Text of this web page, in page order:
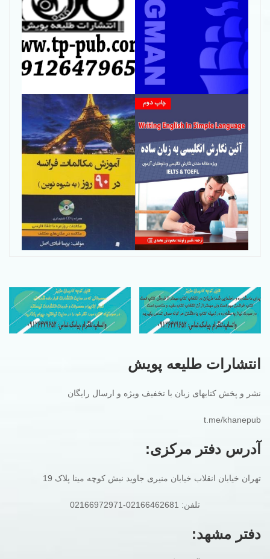
انتشارات طلیعه پویش
نشر و پخش کتابهای زبان با تخفیف ویژه و ارسال رایگان
t.me/khanepub
آدرس دفتر مرکزی:
تهران خیابان انقلاب خیابان منیری جاوید نبش کوچه مینا پلاک 19
تلفن: 02166462681-02166972971
دفتر مشهد: